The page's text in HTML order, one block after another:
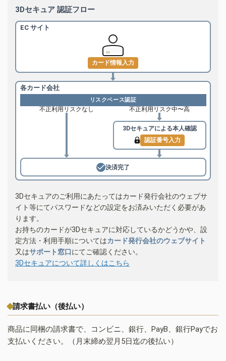
3Dセキュア 認証フロー
EC サイト
カード情報入力
各カード会社
リスクベース認証
不正利用リスクなし 不正利用リスク中〜高
3Dセキュアによる本人確認
認証番号入力
決済完了
3Dセキュアのご利用にあたってはカード発行会社のウェブサ
イト等にてパスワードなどの設定をお済みいただく必要があ
ります。
お持ちのカードが3Dセキュアに対応しているかどうかや、設
定方法・利用手順についてはカード発行会社のウェブサイト
又はサポート窓口にてご確認ください。
3Dセキュアについて詳しくはこちら
請求書払い（後払い）
商品に同梱の請求書で、コンビニ、銀行、PayB、銀行Payでお
支払いください。（月末締め翌月5日迄の後払い）